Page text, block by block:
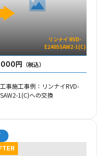
リンナイ RVD-
E2405SAW2-1(C)
円 （税込）
事施工事例：リンナイRVD-
1(C)への交換